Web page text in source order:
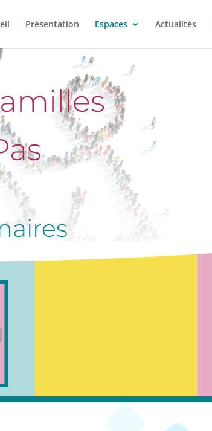
Présentation Espaces Actualités